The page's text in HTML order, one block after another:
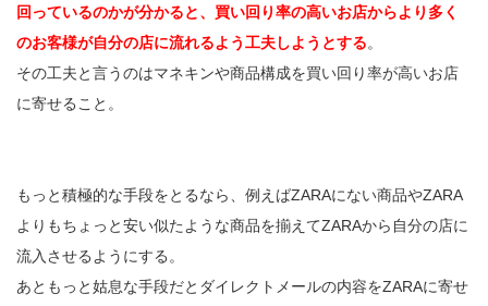
回っているのかが分かると、買い回り率の高いお店からより多く
のお客様が自分の店に流れるよう工夫しようとする。
その工夫と言うのはマネキンや商品構成を買い回り率が高いお店
に寄せること。
もっと積極的な手段をとるなら、例えばZARAにない商品やZARA
よりもちょっと安い似たような商品を揃えてZARAから自分の店に
流入させるようにする。
あともっと姑息な手段だとダイレクトメールの内容をZARAに寄せ